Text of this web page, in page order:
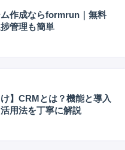
作成ならformrun｜無料
管理も簡単
け】CRMとは？機能と導入
用法を丁寧に解説